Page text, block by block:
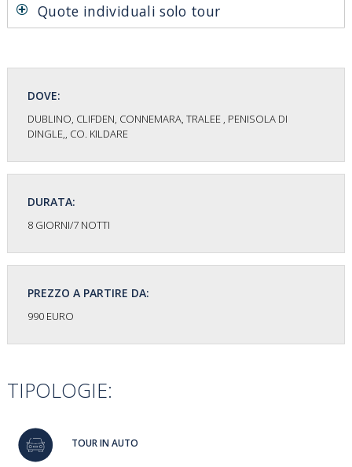
Quote individuali solo tour
DOVE:
DUBLINO, CLIFDEN, CONNEMARA, TRALEE , PENISOLA DI
DINGLE,, CO. KILDARE
DURATA:
8 GIORNI/7 NOTTI
PREZZO A PARTIRE DA:
990 EURO
TIPOLOGIE:
TOUR IN AUTO